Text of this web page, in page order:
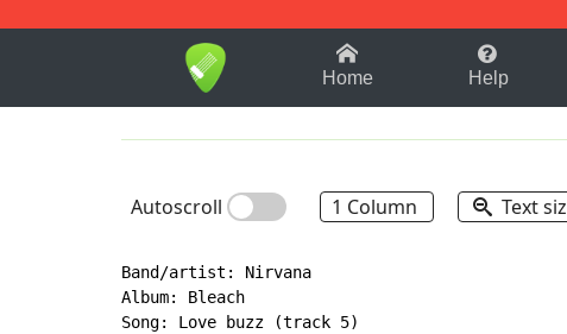
1-9 B
Home Help
Autoscroll 1 Column Text
Band/artist: Nirvana
Album: Bleach
Song: Love buzz (track 5)